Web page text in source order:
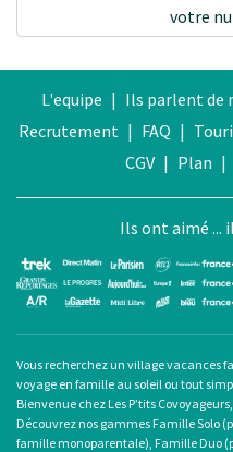
L'equipe | Ils parlent de
Recrutement | FAQ |
CGV | Plan |
Ils ont aimé ...
Vous recherchez un village vacances
voyage en famille au soleil ou tout
Bienvenue chez Les P’tits
Découvrez nos gammes Famille Solo
famille monoparentale), Famille Duo